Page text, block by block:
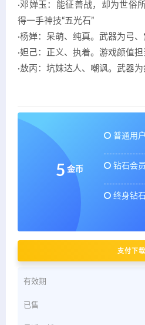
·邓婵玉：能征善战，却为世俗
得一手神技“五光石”
·杨婵：呆萌、纯真。武器为弓
·妲己：正义、执着。游戏颜值
·敖丙：坑妹达人、嘲讽。武器为
5 金币
普通用
钻石会
终身钻
支付下载
有效期
已售